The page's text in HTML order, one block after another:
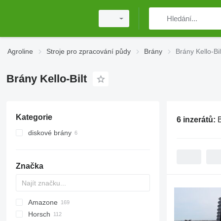
Agroline Stroje pro zpracování půdy Brány Brány Kello-
Brány Kello-Bilt
Kategorie
diskové brány
Značka
Multivator
Disc-O-Mulch
Maximulch
Jaguar
AT30
BT
8
10
AGD
Amazone
Avant
Green Ray
1-Series
Swifter
AG
U-series
ROTANET
310
Disco
Powerchain
Chopstar
KSE
T series
UFO
GF
Super Maxx
Horsch
6 inzerátů: